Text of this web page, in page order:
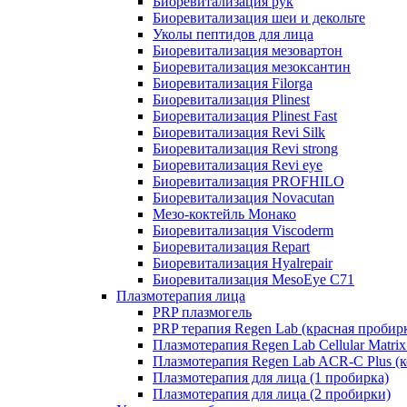
Биоревитализация шеи и декольте
Уколы пептидов для лица
Биоревитализация мезовартон
Биоревитализация мезоксантин
Биоревитализация Filorga
Биоревитализация Plinest
Биоревитализация Plinest Fast
Биоревитализация Revi Silk
Биоревитализация Revi strong
Биоревитализация Revi eye
Биоревитализация PROFHILO
Биоревитализация Novacutan
Мезо-коктейль Монако
Биоревитализация Viscoderm
Биоревитализация Repart
Биоревитализация Hyalrepair
Биоревитализация MesoEye C71
Плазмотерапия лица
PRP плазмогель
PRP терапия Regen Lab (красная
Плазмотерапия Regen Lab Cellular
Плазмотерапия Regen Lab ACR-C Plus
Плазмотерапия для лица (1 пробирка)
Плазмотерапия для лица (2 пробирки)